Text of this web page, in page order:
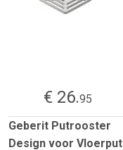
€ 26.95
Geberit Putrooster
Design voor Vloerput